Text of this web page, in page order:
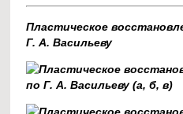
Пластическое
Г. А. Васильеву